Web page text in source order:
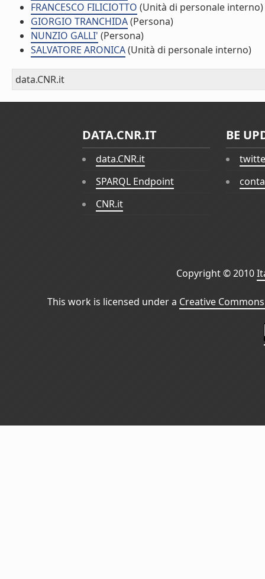
FRANCESCO FILICIOTTO (Unità di personale interno)
GIORGIO TRANCHIDA(Persona)
NUNZIO GALLI' (Persona)
SALVATORE ARONICA(Unità di personale interno)
data.CNR.it
DATA.CNR.IT
data.CNR.it
SPARQL Endpoint
CNR.it
BE
Copyright © 2010
This work is licensed under a Creative